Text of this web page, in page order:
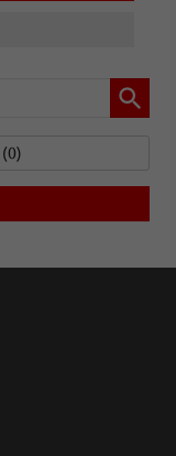
0)